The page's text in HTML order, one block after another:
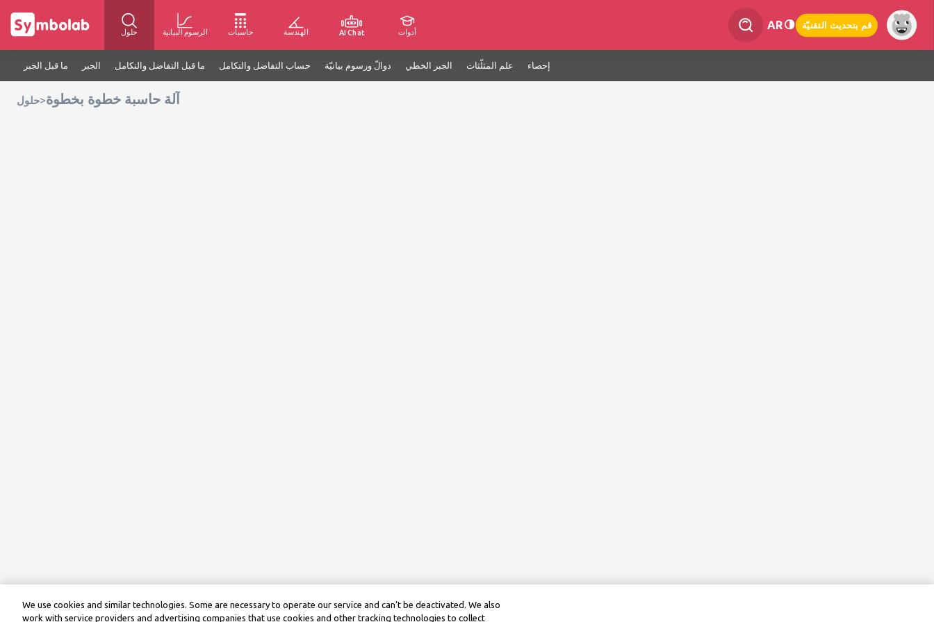
حلول الرسوم البيانية حاسبات الهندسة AI Chat أدوات
AR قم بتحديث التقنيّة
ما قبل الجبر الجبر ما قبل التفاضل والتكامل حساب التفاضل والتكامل دوالّ ورسوم بيانيّة الجبر الخطي علم المثلّثات إحصاء
حلول>آلة حاسبة خطوة بخطوة
We use cookies and similar technologies. Some are necessary to operate our service and can’t be deactivated. We also
work with service providers and advertising companies that use cookies and other tracking technologies to collect